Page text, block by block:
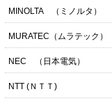
MINOLTA （ミノルタ）
MURATEC（ムラテック）
NEC （日本電気）
NTT (ＮＴＴ)